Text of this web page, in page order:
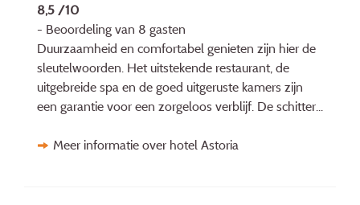
8,5 /10
- Beoordeling van 8 gasten
Duurzaamheid en comfortabel genieten zijn hier de
sleutelwoorden. Het uitstekende restaurant, de
uitgebreide spa en de goed uitgeruste kamers zijn
een garantie voor een zorgeloos verblijf. De schitter...
Meer informatie over hotel Astoria